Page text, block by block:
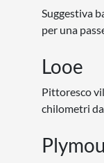
Suggestiva
per una
Looe
Pittoresco
chilometri